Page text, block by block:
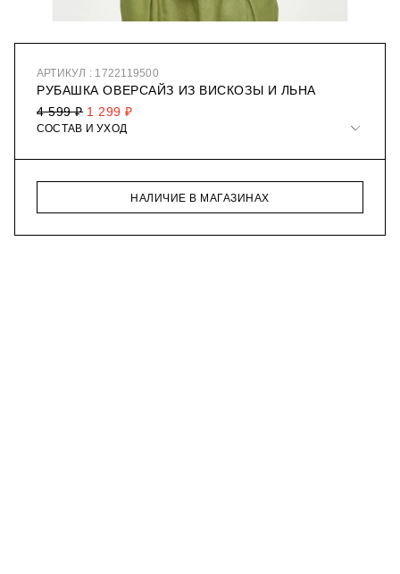
АРТИКУЛ : 1722119500
РУБАШКА ОВЕРСАЙЗ ИЗ ВИСКОЗЫ И ЛЬНА
1 299 ₽
4 599 ₽
СОСТАВ И УХОД
НАЛИЧИЕ В МАГАЗИНАХ